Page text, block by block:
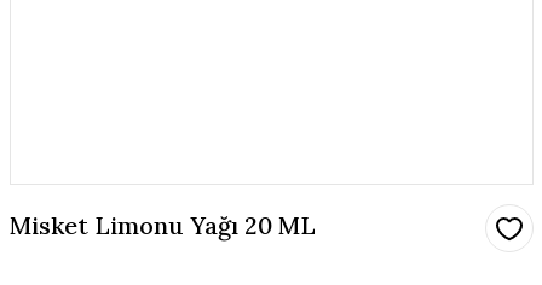
Misket Limonu Yağı 20 ML